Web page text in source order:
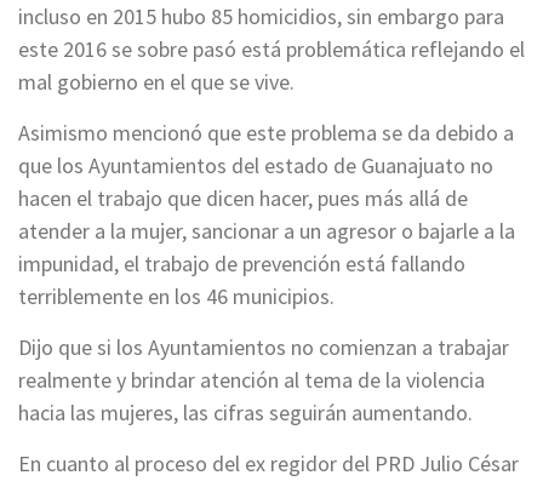
incluso en 2015 hubo 85 homicidios, sin embargo para
este 2016 se sobre pasó está problemática reflejando el
mal gobierno en el que se vive.
Asimismo mencionó que este problema se da debido a
que los Ayuntamientos del estado de Guanajuato no
hacen el trabajo que dicen hacer, pues más allá de
atender a la mujer, sancionar a un agresor o bajarle a la
impunidad, el trabajo de prevención está fallando
terriblemente en los 46 municipios.
Dijo que si los Ayuntamientos no comienzan a trabajar
realmente y brindar atención al tema de la violencia
hacia las mujeres, las cifras seguirán aumentando.
En cuanto al proceso del ex regidor del PRD Julio César